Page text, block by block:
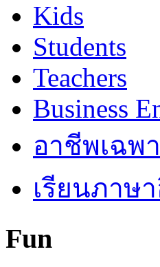
Kids
Students
Teachers
Business
อาชีพเฉพ
เรียนภาษ
Fun